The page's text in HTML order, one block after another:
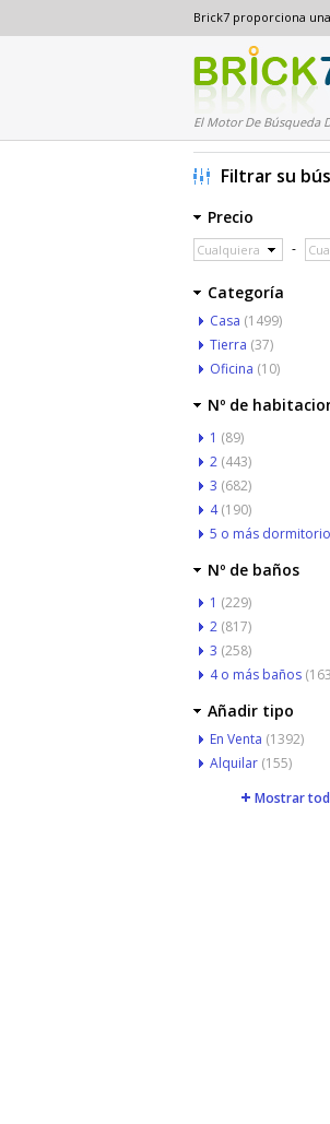
Brick7 proporciona
El Motor De Búsqueda
Filtrar su
Precio
Cualquiera -
Categoría
Casa (1499)
Tierra (37)
Oficina (10)
Nº de
1 (89)
2 (443)
3 (682)
4(190)
5 o más
Nº de baños
1 (229)
2 (817)
3 (258)
4 o más baños
Añadir tipo
En Venta (1392)
Alquilar (155)
Mostrar